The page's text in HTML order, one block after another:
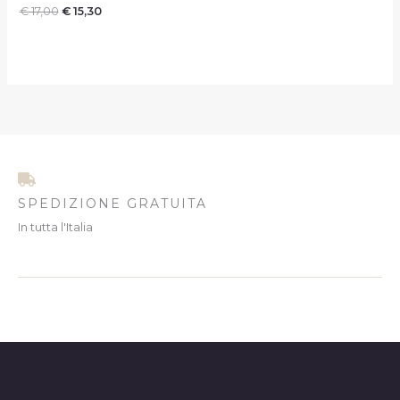
€17,00 €15,30
SPEDIZIONE GRATUITA
In tutta l'Italia